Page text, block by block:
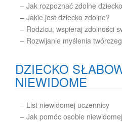
– Jak rozpoznać zdolne
– Jakie jest dziecko zdolne?
– Rodzicu, wspieraj zdolności
– Rozwijanie myślenia
DZIECKO
NIEWIDOME
– List niewidomej uczennicy
– Jak pomóc osobie niewidomej